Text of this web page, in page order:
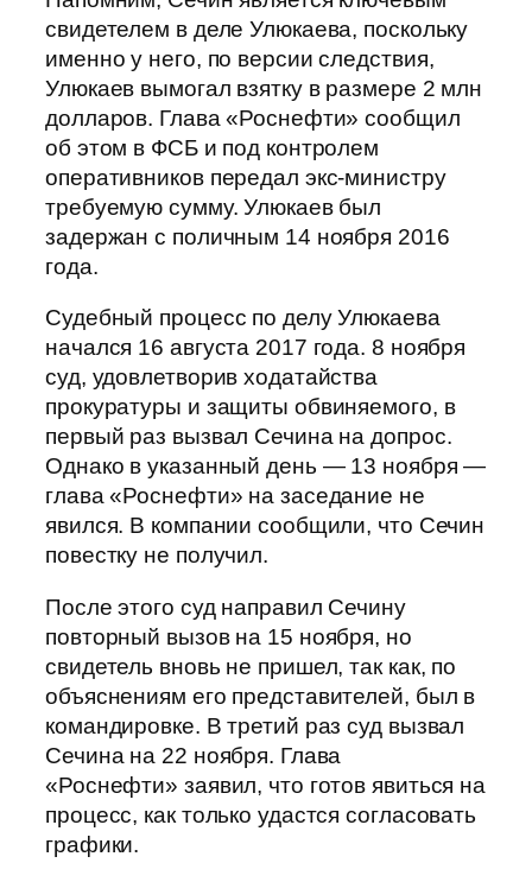
свидетелем в деле Улюкаева, поскольку
именно у него, по версии следствия,
Улюкаев вымогал взятку в размере 2 млн
долларов. Глава «Роснефти» сообщил
об этом в ФСБ и под контролем
оперативников передал экс-министру
требуемую сумму. Улюкаев был
задержан с поличным 14 ноября 2016
года.
Судебный процесс по делу Улюкаева
начался 16 августа 2017 года. 8 ноября
суд, удовлетворив ходатайства
прокуратуры и защиты обвиняемого, в
первый раз вызвал Сечина на допрос.
Однако в указанный день — 13 ноября —
глава «Роснефти» на заседание не
явился. В компании сообщили, что Сечин
повестку не получил.
После этого суд направил Сечину
повторный вызов на 15 ноября, но
свидетель вновь не пришел, так как, по
объяснениям его представителей, был в
командировке. В третий раз суд вызвал
Сечина на 22 ноября. Глава
«Роснефти» заявил, что готов явиться на
процесс, как только удастся согласовать
графики.